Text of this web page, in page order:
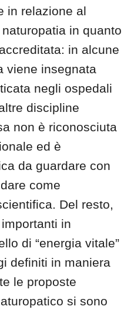
in relazione al
in quanto
in alcune
viene insegnata
negli ospedali
discipline
non è riconosciuta
ed è
da guardare con
come
Del resto,
in
di “energia vitale”
definiti in maniera
le proposte
si sono